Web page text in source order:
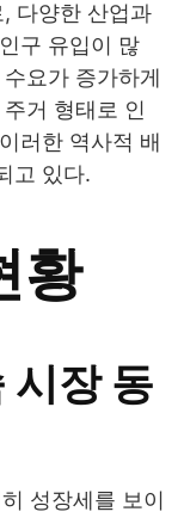
다양한 산업과
구 유입이 많
요가 증가하게
거 형태로 인
러한 역사적 배
고 있다.
황
장 동
성장세를 보이